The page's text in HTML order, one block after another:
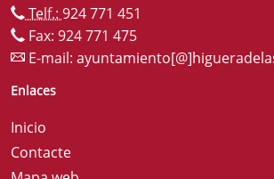
Telf.: 924 771 451
Fax: 924 771 475
E-mail:
Enlaces
Inicio
Contacte